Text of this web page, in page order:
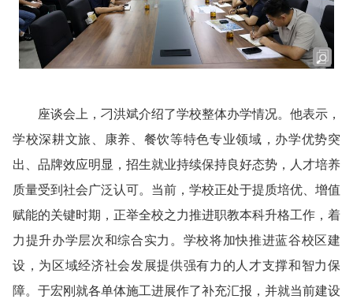
座谈会上，刁洪斌介绍了学校整体办学情况。他表示，
学校深耕文旅、康养、餐饮等特色专业领域，办学优势突
出、品牌效应明显，招生就业持续保持良好态势，人才培养
质量受到社会广泛认可。当前，学校正处于提质培优、增值
赋能的关键时期，正举全校之力推进职教本科升格工作，着
力提升办学层次和综合实力。学校将加快推进蓝谷校区建
设，为区域经济社会发展提供强有力的人才支撑和智力保
障。于宏刚就各单体施工进展作了补充汇报，并就当前建设